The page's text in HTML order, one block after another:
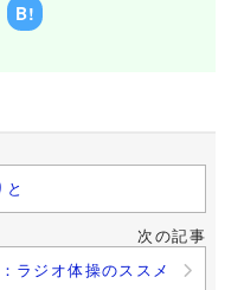
B!
次の記事
ラジオ体操のススメ